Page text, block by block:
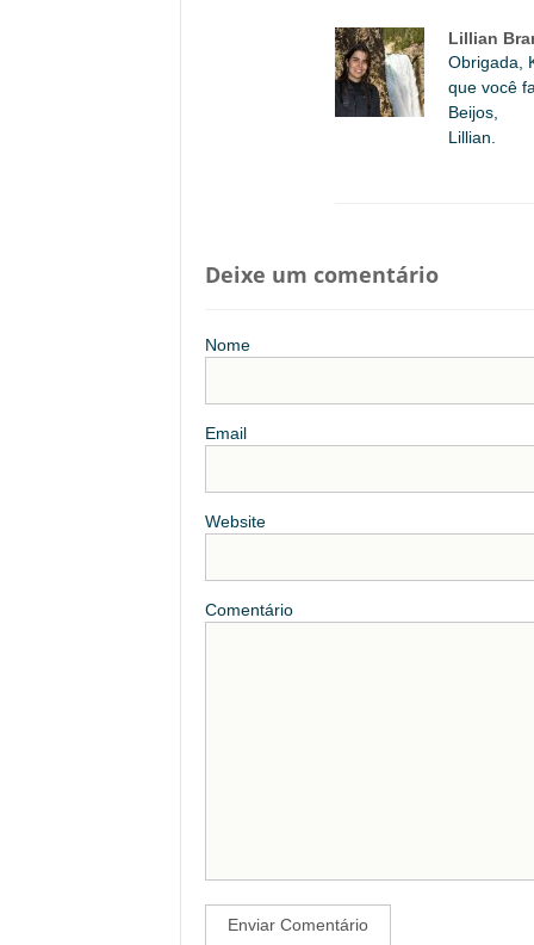
Lillian
Obrigada,
que você
Beijos,
Lillian.
Deixe um comentário
Nome
Email
Website
Comentário